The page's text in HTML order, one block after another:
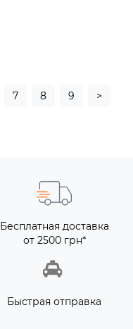
7 8 9 >
Бесплатная доставка
от 2500 грн*
Быстрая отправка